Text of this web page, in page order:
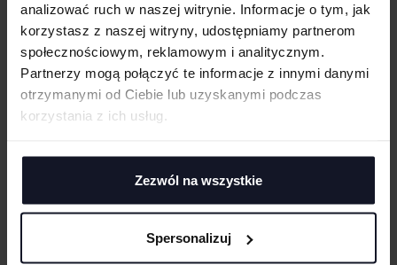
analizować ruch w naszej witrynie. Informacje o tym, jak
korzystasz z naszej witryny, udostępniamy partnerom
społecznościowym, reklamowym i analitycznym.
Partnerzy mogą połączyć te informacje z innymi danymi
otrzymanymi od Ciebie lub uzyskanymi podczas
korzystania z ich usług.
Zezwól na wszystkie
Spersonalizuj
PRANIE I PIELĘGNACJA
CERTYFIKATY
TECHNIKI ZDOBIENIA
poliestrowymi nićmi za pomocą specjalnych maszyn haftujących. W
Sitodruk to technika znakowania, która wygrywa trwałością i ceną przy
DOSTAWA I PŁATNOŚĆ
ANULUJ
DODAJ